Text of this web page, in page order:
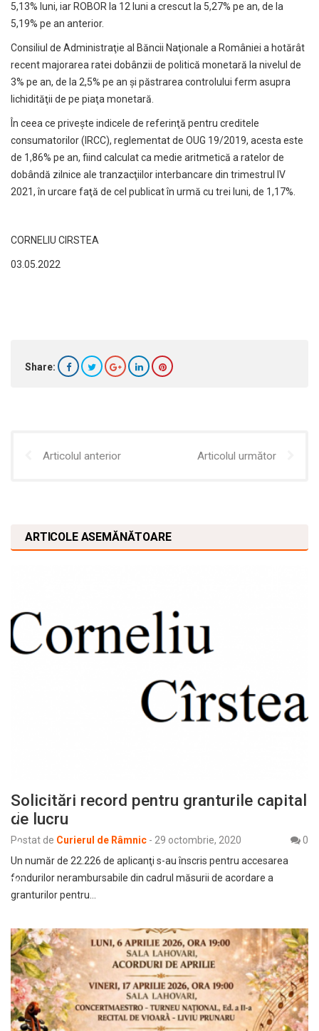
5,13% luni, iar ROBOR la 12 luni a crescut la 5,27% pe an, de la
5,19% pe an anterior.
Consiliul de Administraţie al Băncii Naţionale a României a hotărât
recent majorarea ratei dobânzii de politică monetară la nivelul de
3% pe an, de la 2,5% pe an şi păstrarea controlului ferm asupra
lichidităţii de pe piaţa monetară.
În ceea ce priveşte indicele de referinţă pentru creditele
consumatorilor (IRCC), reglementat de OUG 19/2019, acesta este
de 1,86% pe an, fiind calculat ca medie aritmetică a ratelor de
dobândă zilnice ale tranzacţiilor interbancare din trimestrul IV
2021, în urcare faţă de cel publicat în urmă cu trei luni, de 1,17%.
CORNELIU CIRSTEA
03.05.2022
Share:
Articolul anterior Articolul următor
ARTICOLE ASEMĂNĂTOARE
Solicitări record pentru granturile capital
de lucru
Postat de Curierul de Râmnic - 29 octombrie, 2020
0
Un număr de 22.226 de aplicanţi s-au înscris pentru accesarea
fondurilor nerambursabile din cadrul măsurii de acordare a
granturilor pentru…